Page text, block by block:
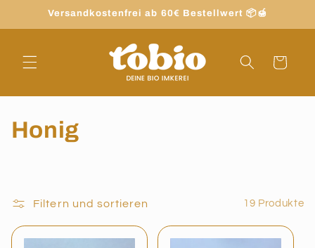
Inhalt
Versandkostenfrei ab 60€ Bestellwert 📦🍯
Warenkorb
Honig
Filtern und sortieren 19 Produkte